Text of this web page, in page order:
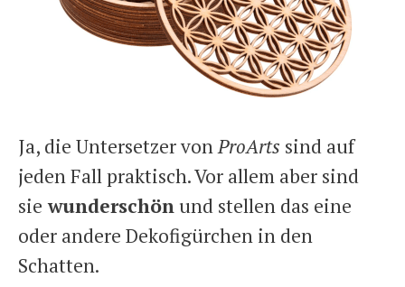
Ja, die Untersetzer vonProArts sind auf
jeden Fall praktisch. Vor allem aber sind
sie wunderschön und stellen das eine
oder andere Dekofigürchen in den
Schatten.